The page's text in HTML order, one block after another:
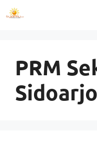
Langsung
ke
PRM
Sidoarjo